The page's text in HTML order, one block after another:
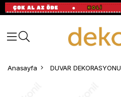
Anasayfa DUVAR DEKORASYONU